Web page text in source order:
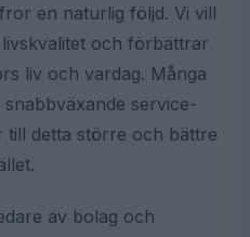
en naturlig följd. Vi vill
och förbättrar
liv och vardag. Många
service-
till detta större och bättre
av bolag och